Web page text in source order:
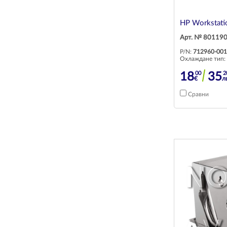
HP
Арт. №
P/N: 712960-001
Охлаждане тип:
1800
€ 35
Сравни